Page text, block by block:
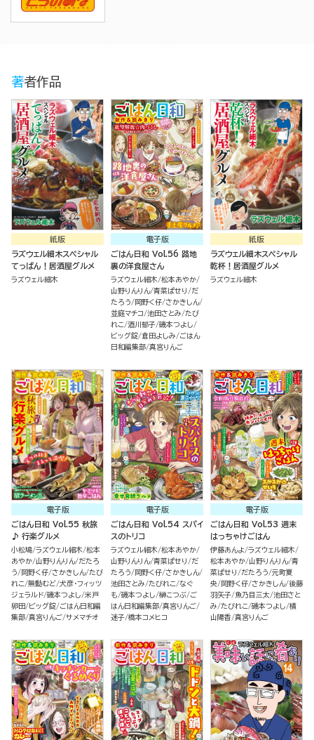
著者作品
紙版
ラズウェル細木スペシャル
てっぱん！居酒屋グルメ
ラズウェル細木
電子版
ごはん日和 Vol.56 路地
裏の洋食屋さん
ラズウェル細木 松本あやか
山野りんりん 青菜ぱせり
だ
たろう
岡野く仔 さかきしん
並庭マチコ 池田さとみ たび
れこ 酒川郁子 磯本つよし
ビッグ錠 倉田よしみ
ごはん
日和編集部 真宮りんご
紙版
ラズウェル細木スペシャル
乾杯！居酒屋グルメ
ラズウェル細木
電子版
ごはん日和 Vol.55 秋旅
♪ 行楽グルメ
小松鳩 ラズウェル細木 松本
あやか 山野りんりん だたろ
う
岡野く仔 さかきしん たび
れこ 無動むど 犬彦・フィッツ
ジェラルド 磯本つよし 米戸
卵田
ビッグ錠 ごはん日和編
集部 真宮りんご サメマチオ
電子版
ごはん日和 Vol.54 スパイ
スのトリコ
ラズウェル細木 松本あやか
山野りんりん 青菜ぱせり
だ
たろう
岡野く仔 さかきしん
池田さとみ たびれこ なぐ
も 磯本つよし 榊こつぶ ご
はん日和編集部 真宮りんご
迷子 橋本コメヒコ
電子版
ごはん日和 Vol.53 週末
はっちゃけごはん
伊藤あんよ ラズウェル細木
松本あやか 山野りんりん 青
菜ぱせり
だたろう 元町夏
央 岡野く仔 さかきしん 後藤
羽矢子 魚乃目三太 池田さと
み たびれこ 磯本つよし 横
山陽香 真宮りんご